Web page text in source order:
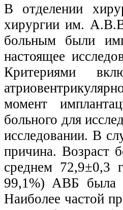
В отделении
хирургии им.
больным были
настоящее
Критериями
момент
больного для
исследовании. В
причина. Возраст
среднем 72,9±0,3
99,1%) АВБ была
Наиболее частой